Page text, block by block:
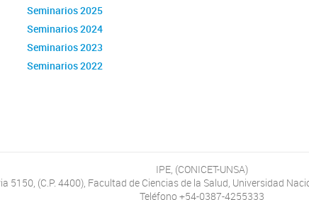
Seminarios 2025
Seminarios 2024
Seminarios 2023
Seminarios 2022
IPE, (CONICET-UNSA)
5150, (C.P. 4400), Facultad de Ciencias de la Salud, Universidad
Teléfono +54-0387-4255333